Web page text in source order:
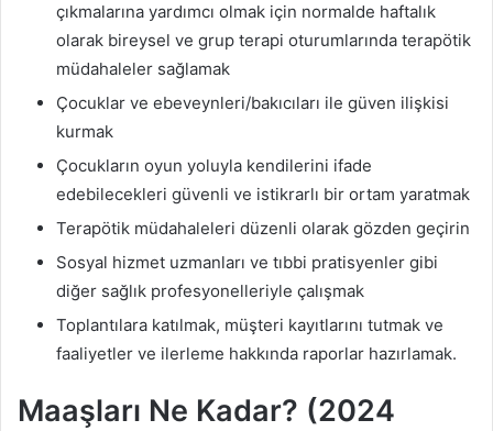
çıkmalarına yardımcı olmak için normalde haftalık
olarak bireysel ve grup terapi oturumlarında terapötik
müdahaleler sağlamak
Çocuklar ve ebeveynleri/bakıcıları ile güven ilişkisi
kurmak
Çocukların oyun yoluyla kendilerini ifade
edebilecekleri güvenli ve istikrarlı bir ortam yaratmak
Terapötik müdahaleleri düzenli olarak gözden geçirin
Sosyal hizmet uzmanları ve tıbbi pratisyenler gibi
diğer sağlık profesyonelleriyle çalışmak
Toplantılara katılmak, müşteri kayıtlarını tutmak ve
faaliyetler ve ilerleme hakkında raporlar hazırlamak.
Maaşları Ne Kadar? (2024